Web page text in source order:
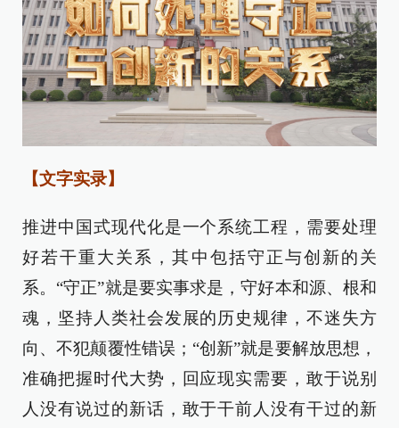
【文字实录】
推进中国式现代化是一个系统工程，需要处理
好若干重大关系，其中包括守正与创新的关
系。“守正”就是要实事求是，守好本和源、根和
魂，坚持人类社会发展的历史规律，不迷失方
向、不犯颠覆性错误；“创新”就是要解放思想，
准确把握时代大势，回应现实需要，敢于说别
人没有说过的新话，敢于干前人没有干过的新